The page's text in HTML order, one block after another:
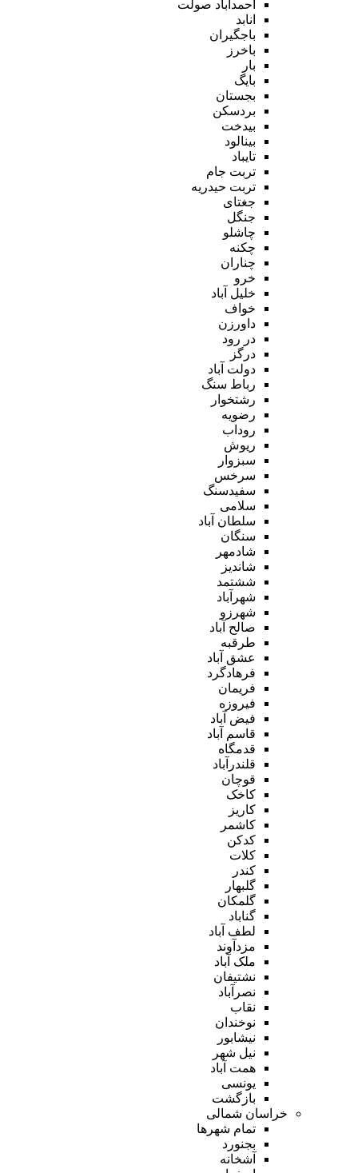
احمدآباد صولت
انابد
باجگیران
باخرز
بار
بایگ
بجستان
بردسکن
بیدخت
بینالود
تایباد
تربت جام
تربت حیدریه
جغتای
جنگل
چاشلو
چکنه
چناران
خرو
خلیل آباد
خواف
داورزن
در رود
درگز
دولت آباد
رباط سنگ
رشتخوار
رضویه
روداب
ریوش
سبزوار
سرخس
سفیدسنگ
سلامی
سلطان آباد
سنگان
شادمهر
شاندیز
ششتمد
شهرآباد
شهرزو
صالح آباد
طرقبه
عشق آباد
فرهادگرد
فریمان
فیروزه
فیض آباد
قاسم آباد
قدمگاه
قلندرآباد
قوچان
کاخک
کاریز
کاشمر
کدکن
کلات
کندر
گلبهار
گلمکان
گناباد
لطف آباد
مزدآوند
ملک آباد
نشتیفان
نصرآباد
نقاب
نوخندان
نیشابور
نیل شهر
همت آباد
یونسی
بازگشت
خراسان شمالی
تمام شهر‌ها
بجنورد
آشخانه